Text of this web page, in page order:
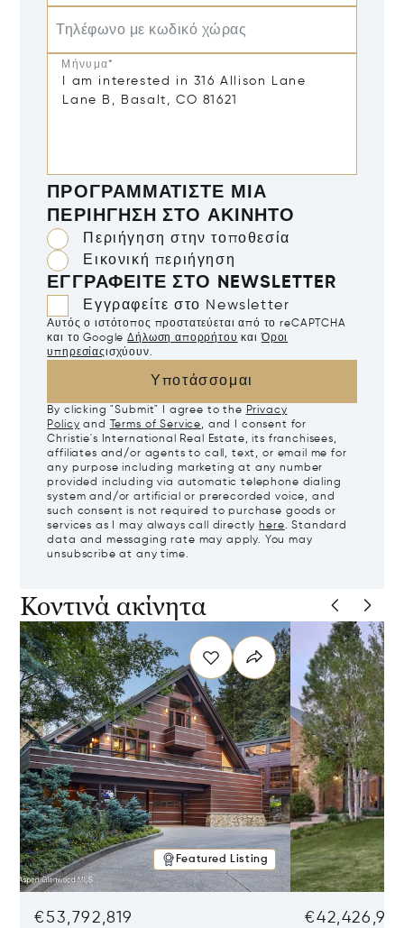
Τηλέφωνο με κωδικό χώρας
Μήνυμα*
ΠΡΟΓΡΑΜΜΑΤΊΣΤΕ ΜΙΑ
ΠΕΡΙΉΓΗΣΗ ΣΤΟ ΑΚΊΝΗΤΟ
Περιήγηση στην τοποθεσία
Εικονική περιήγηση
ΕΓΓΡΑΦΕΊΤΕ ΣΤΟ NEWSLETTER
Εγγραφείτε στο Newsletter
Αυτός ο ιστότοπος προστατεύεται από το reCAPTCHA
και το Google Δήλωση απορρήτου καιΌροι
υπηρεσίαςισχύουν.
Υποτάσσομαι
By clicking "Submit" I agree to the Privacy
Policy and Terms of Service, and I consent for
Christie's International Real Estate, its franchisees,
affiliates and/or agents to call, text, or email me for
any purpose including marketing at any number
provided including via automatic telephone dialing
system and/or artificial or prerecorded voice, and
such consent is not required to purchase goods or
services as I may always call directly here. Standard
data and messaging rate may apply. You may
unsubscribe at any time.
Κοντινά ακίνητα
Featured Listing
€53,792,819 €42,426,917